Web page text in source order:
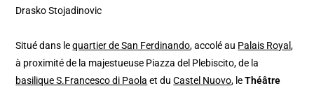
Drasko Stojadinovic
Situé dans lequartier de San Ferdinando, accolé au Palais Royal,
à proximité de la majestueuse Piazza del Plebiscito, de la
basilique S.Francesco di Paola et duCastel Nuovo, leThéâtre